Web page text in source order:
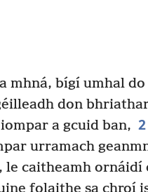
mhná, bígí umhal
don
a gcuid ban, 2
urramach
caitheamh ornáidí
folaithe sa chroí